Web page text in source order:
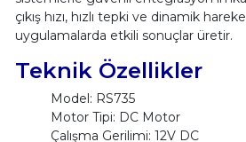
çıkış hızı, hızlı tepki ve dinamik
uygulamalarda etkili sonuçlar üretir.
Teknik Özellikler
Model: RS735
Motor Tipi: DC Motor
Çalışma Gerilimi: 12V DC